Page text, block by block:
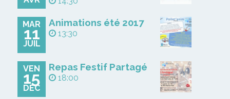
MAR
11
JUIL
Animations été 2017
13:30
VEN
15
DÉC
Repas Festif Partagé
18:00